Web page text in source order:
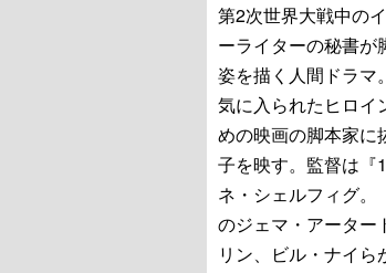
第2次世界大戦中の
ーライターの秘書が
姿を描く人間ドラマ
気に入られたヒロイ
めの映画の脚本家に
子を映す。監督は『
ネ・シェルフィグ。
のジェマ・アーター
リン、ビル・ナイら